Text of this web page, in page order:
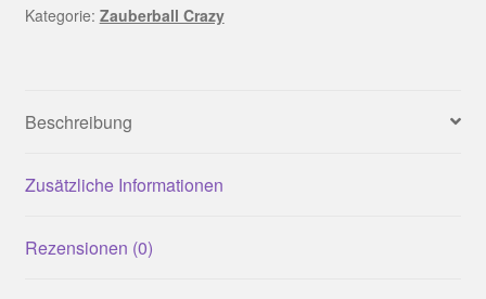
Hose
Kategorie: Zauberball Crazy
Beschreibung
Zusätzliche Informationen
Rezensionen (0)